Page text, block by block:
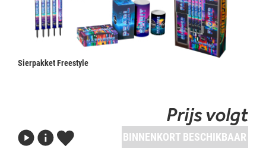
Sierpakket Freestyle
Prijs volgt
BINNENKORT BESCHIKBAAR